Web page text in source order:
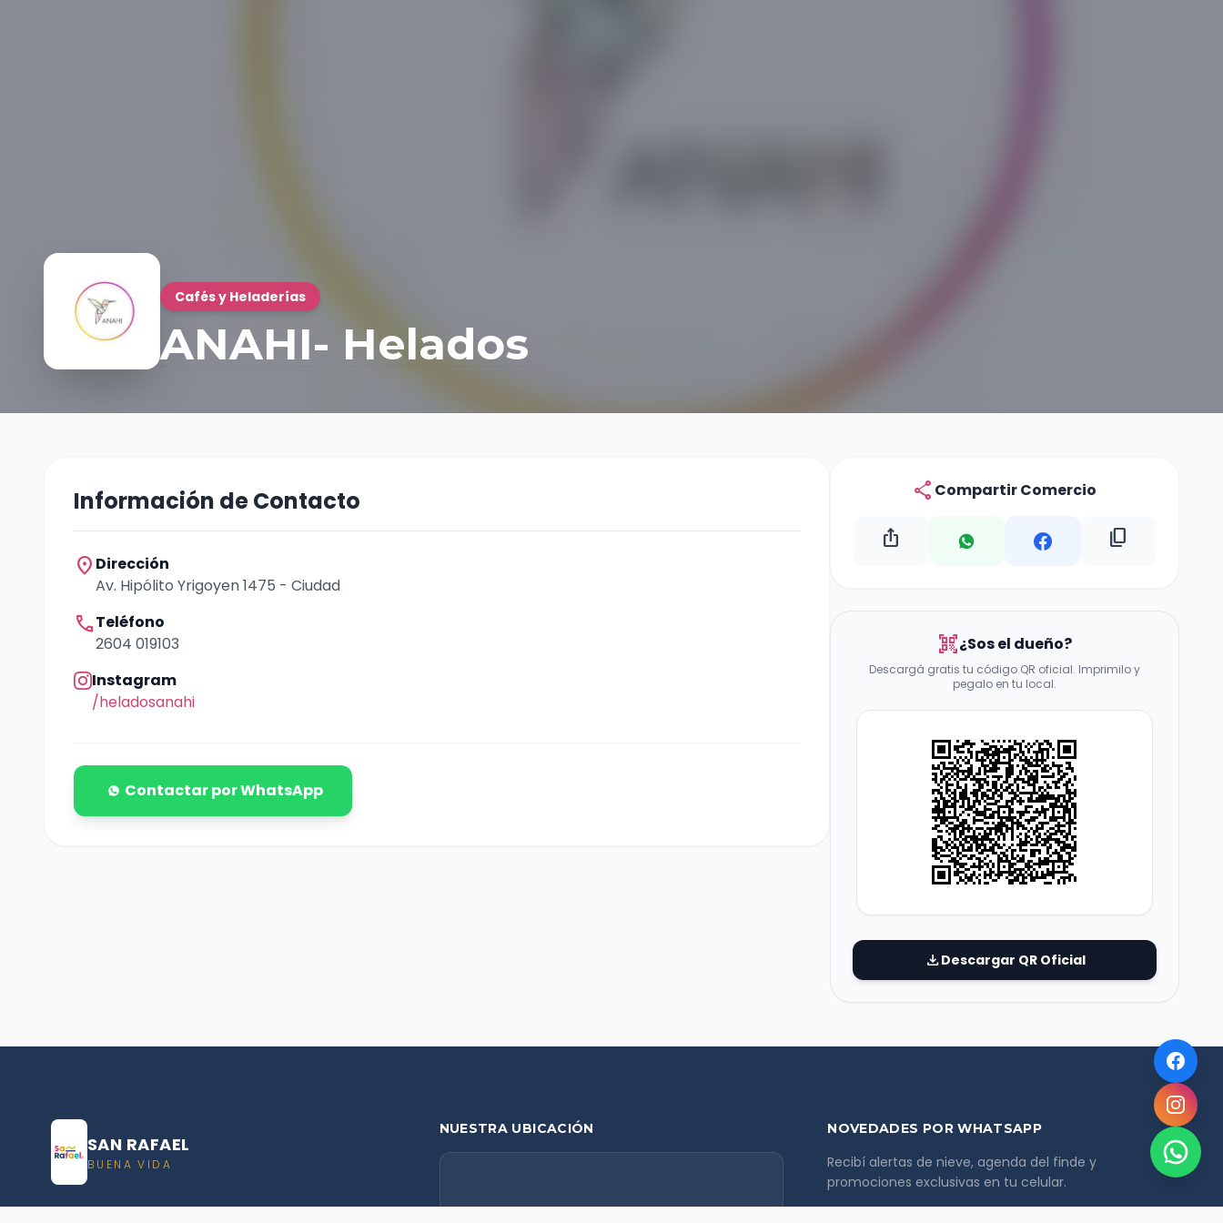
Cafés y Heladerías
ANAHI- Helados
Información de Contacto
location_on Dirección
Av. Hipólito Yrigoyen 1475 - Ciudad
callTeléfono
2604 019103
Instagram
/heladosanahi
Contactar por WhatsApp
share Compartir Comercio
ios_share content_copy
qr_code_scanner¿Sos el dueño?
Descargá gratis tu código QR oficial. Imprimilo y
pegalo en tu local.
downloadDescargar QR Oficial
SAN RAFAEL
BUENA VIDA
NUESTRA UBICACIÓN NOVEDADES POR WHATSAPP
Recibí alertas de nieve, agenda del finde y
promociones exclusivas en tu celular.